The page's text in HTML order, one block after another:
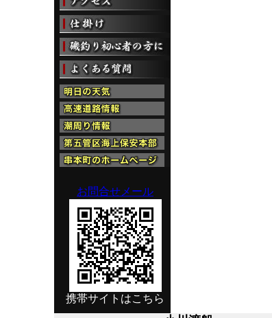
お問合せメール
携帯サイトはこちら